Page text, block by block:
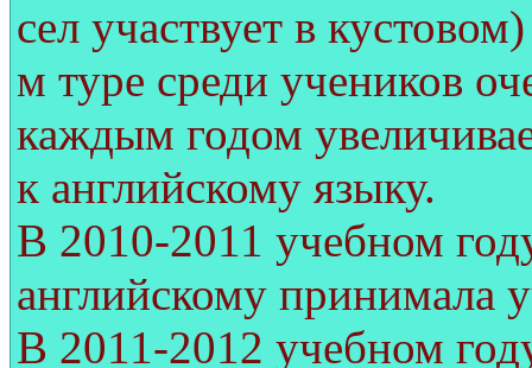
сел участвует в
м туре среди учеников
каждым годом
к английскому языку.
В 2010-2011 учебном
английскому принимала
В 2011-2012 учебном